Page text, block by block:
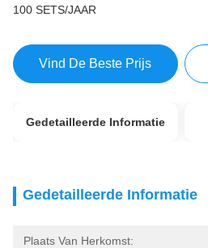
100 SETS/JAAR
Vind De Beste Prijs
Gedetailleerde Informatie
Gedetailleerde Informatie
Plaats Van Herkomst: